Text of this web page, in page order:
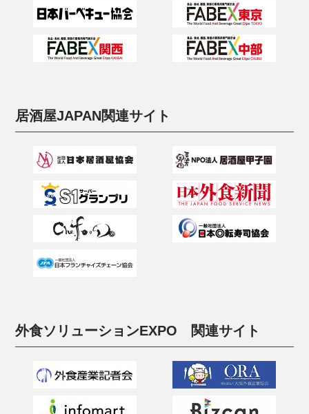
居酒屋JAPAN関連サイト
外食ソリューションEXPO 関連サイト